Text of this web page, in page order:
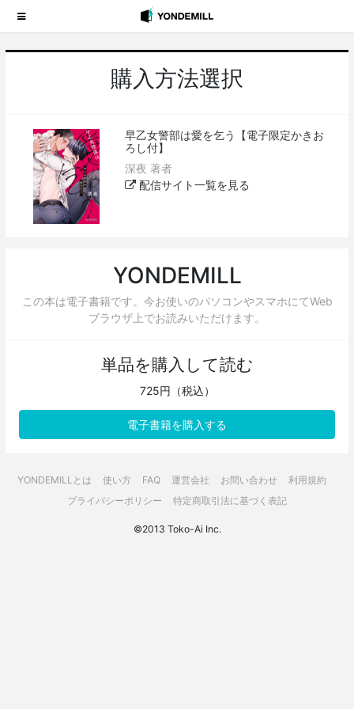
購入方法選択
早乙女警部は愛を乞う【電子限定かきお
ろし付】
深夜 著者
配信サイト一覧を見る
YONDEMILL
この本は電子書籍です。今お使いのパソコンやスマホにてWeb
ブラウザ上でお読みいただけます。
単品を購入して読む
725円（税込）
電子書籍を購入する
YONDEMILLとは 使い方 FAQ 運営会社 お問い合わせ
利用規約
プライバシーポリシー
特定商取引法に基づく表記
©2013 Toko-Ai Inc.